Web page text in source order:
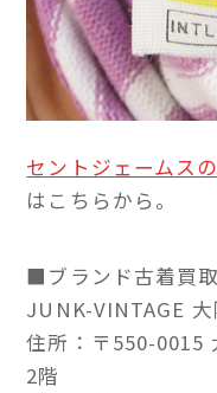
セントジェームス
はこちらから。
■ブランド古着買
JUNK-VINTAGE
住所：〒550-0015
2階